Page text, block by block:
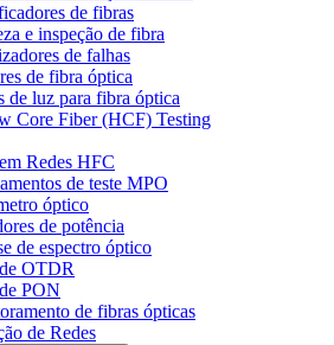
de fibras
e inspeção de fibra
de falhas
de fibra óptica
de luz para fibra óptica
Core Fiber (HCF) Testing
Redes HFC
de teste MPO
óptico
de potência
de espectro óptico
OTDR
PON
de fibras ópticas
de Redes